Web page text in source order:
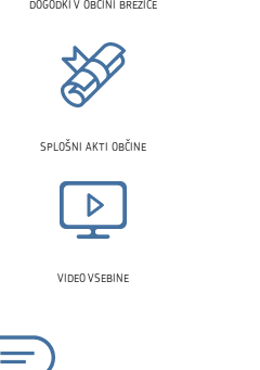
DOGODKI V OBČINI BREŽICE
SPLOŠNI AKTI OBČINE
VIDEO VSEBINE